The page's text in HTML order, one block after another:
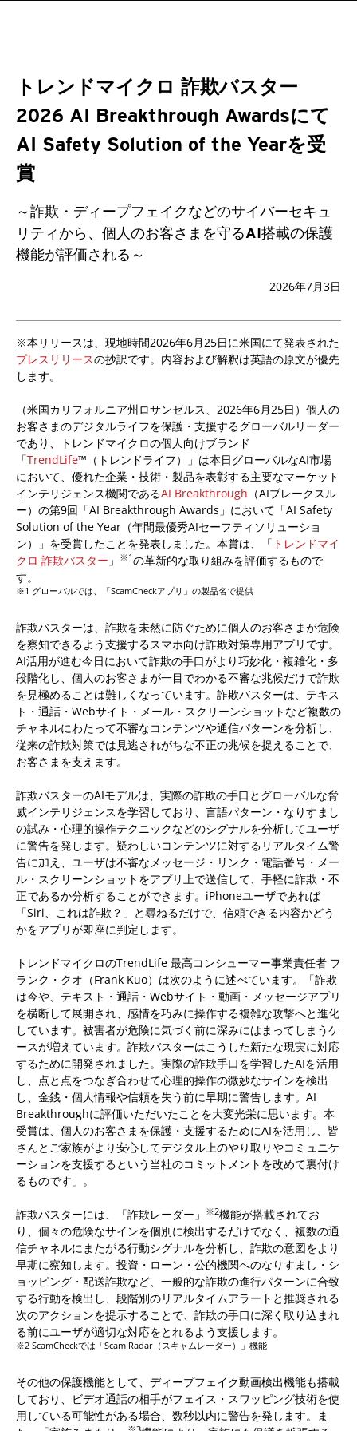
トレンドマイクロ 詐欺バスター
2026 AI Breakthrough Awardsにて
AI Safety Solution of the Yearを受
賞
～詐欺・ディープフェイクなどのサイバーセキュ
リティから、 個人のお客さまを守るAI搭載の保護
機能が評価される～
2026年7月3日
※本リリースは、現地時間2026年6月25日に米国にて発表された
プレスリリースの抄訳です。内容および解釈は英語の原文が優先
します。
（米国カリフォルニア州ロサンゼルス、2026年6月25日）個人の
お客さまのデジタルライフを保護・支援するグローバルリーダー
であり、トレンドマイクロの個人向けブランド
「TrendLife™（トレンドライフ）」は本日グローバルなAI市場
において、優れた企業・技術・製品を表彰する主要なマーケット
インテリジェンス機関であるAI Breakthrough （AIブレークスル
ー）の第9回「AI Breakthrough Awards」において「AI Safety
Solution of the Year（年間最優秀AIセーフティソリューショ
ン）」を受賞したことを発表しました。本賞は、「 トレンドマイ
クロ 詐欺バスター 」 ※1の革新的な取り組みを評価するもので
す。
※1 グローバルでは、「ScamCheckアプリ」の製品名で提供
詐欺バスターは、詐欺を未然に防ぐために個人のお客さまが危険
を察知できるよう支援するスマホ向け詐欺対策専用アプリです。
AI活用が進む今日において詐欺の手口がより巧妙化・複雑化・多
段階化し、個人のお客さまが一目でわかる不審な兆候だけで詐欺
を見極めることは難しくなっています。詐欺バスターは、テキス
ト・通話・Webサイト・メール・スクリーンショットなど複数の
チャネルにわたって不審なコンテンツや通信パターンを分析し、
従来の詐欺対策では見逃されがちな不正の兆候を捉えることで、
お客さまを支えます。
詐欺バスターのAIモデルは、実際の詐欺の手口とグローバルな脅
威インテリジェンスを学習しており、言語パターン・なりすまし
の試み・心理的操作テクニックなどのシグナルを分析してユーザ
に警告を発します。疑わしいコンテンツに対するリアルタイム警
告に加え、ユーザは不審なメッセージ・リンク・電話番号・メー
ル・スクリーンショットをアプリ上で送信して、手軽に詐欺・不
正であるか分析することができます。iPhoneユーザであれば
「Siri、これは詐欺？」と尋ねるだけで、信頼できる内容かどう
かをアプリが即座に判定します。
トレンドマイクロのTrendLife 最高コンシューマー事業責任者 フ
ランク・クオ（Frank Kuo）は次のように述べています。「詐欺
は今や、テキスト・通話・Webサイト・動画・メッセージアプリ
を横断して展開され、感情を巧みに操作する複雑な攻撃へと進化
しています。被害者が危険に気づく前に深みにはまってしまうケ
ースが増えています。詐欺バスターはこうした新たな現実に対応
するために開発されました。実際の詐欺手口を学習したAIを活用
し、点と点をつなぎ合わせて心理的操作の微妙なサインを検出
し、金銭・個人情報や信頼を失う前に早期に警告します。AI
Breakthroughに評価いただいたことを大変光栄に思います。本
受賞は、個人のお客さまを保護・支援するためにAIを活用し、皆
さんとご家族がより安心してデジタル上のやり取りやコミュニケ
ーションを支援するという当社のコミットメントを改めて裏付け
るものです」。
詐欺バスターには、「詐欺レーダー」 ※2機能が搭載されてお
り、個々の危険なサインを個別に検出するだけでなく、複数の通
信チャネルにまたがる行動シグナルを分析し、詐欺の意図をより
早期に察知します。投資・ローン・公的機関へのなりすまし・シ
ョッピング・配送詐欺など、一般的な詐欺の進行パターンに合致
する行動を検出し、段階別のリアルタイムアラートと推奨される
次のアクションを提示することで、詐欺の手口に深く取り込まれ
る前にユーザが適切な対応をとれるよう支援します。
※2 ScamCheckでは「Scam Radar（スキャムレーダー）」機能
その他の保護機能として、ディープフェイク動画検出機能も搭載
しており、ビデオ通話の相手がフェイス・スワッピング技術を使
用している可能性がある場合、数秒以内に警告を発します。ま